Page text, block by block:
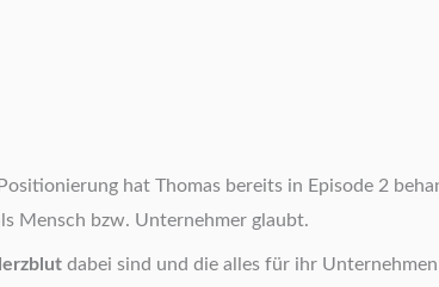
hat Thomas bereits in Episode 2
Mensch bzw. Unternehmer glaubt.
dabei sind und die alles für ihr